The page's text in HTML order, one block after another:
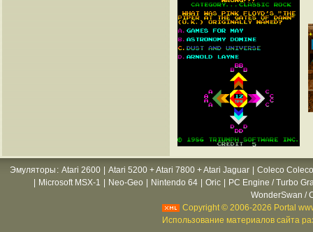
Эмуляторы : Atari 2600 Atari 5200 + Atari 7800 + Atari Jaguar
Coleco
Microsoft MSX-1 Neo-Geo Nintendo 64 Oric
PC Engine / Turbo
WonderSwan /
Copyright © 2006-2026 Portal
Использование материалов сайта